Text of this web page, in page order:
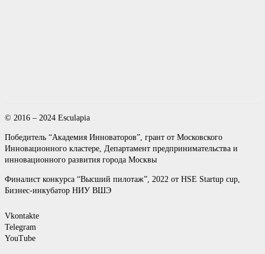
© 2016 – 2024 Esculapia
Победитель “Академия Инноваторов”, грант от Московского
Инновационного кластере, Департамент предпринимательства и
инновационного развития города Москвы
Финалист конкурса “Высший пилотаж”, 2022 от HSE Startup cup,
Бизнес-инкубатор НИУ ВШЭ
Vkontakte
Telegram
YouTube